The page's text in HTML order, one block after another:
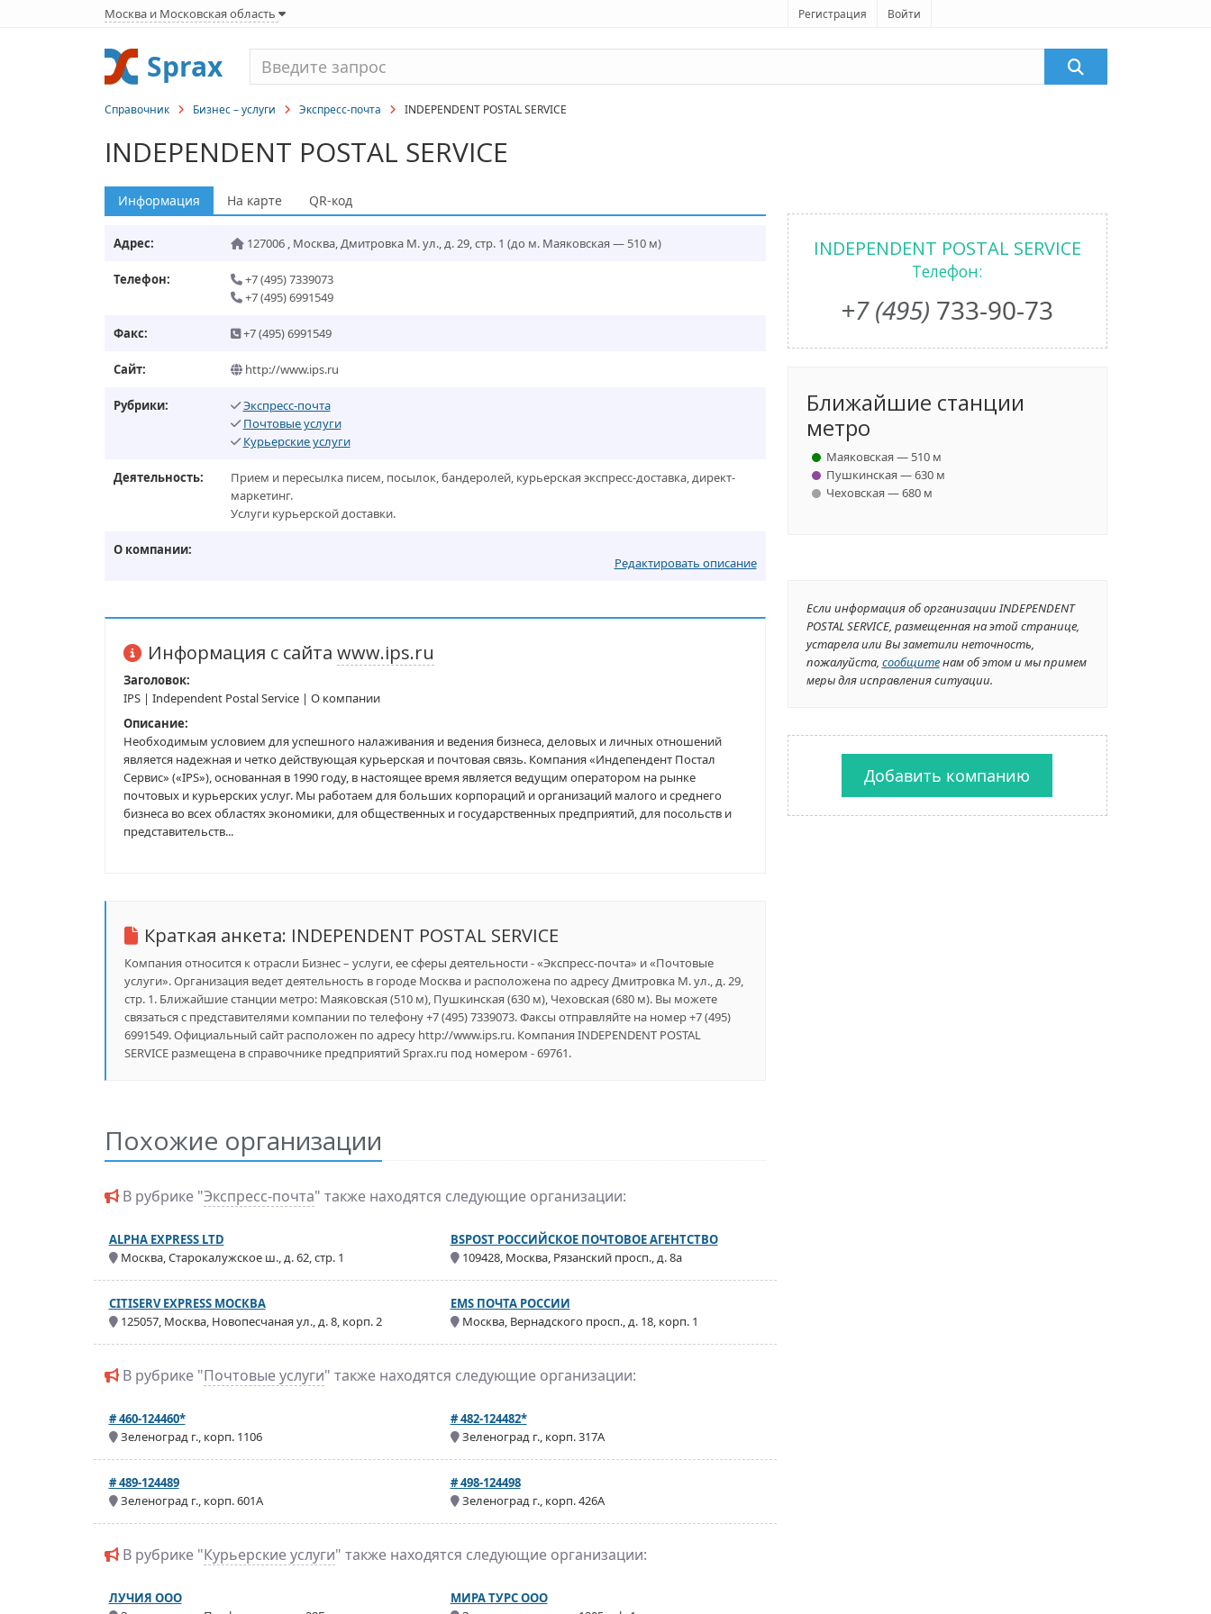
Москва и Московская область Регистрация Войти
Sprax
Справочник Бизнес – услуги Экспресс-почта INDEPENDENT POSTAL SERVICE
INDEPENDENT POSTAL SERVICE
Информация На карте QR-код
Адрес: 127006, Москва,Дмитровка М. ул., д. 29, стр. 1 (до м. Маяковская — 510 м)
Телефон:
+7 (495) 7339073
+7 (495) 6991549
Факс: +7 (495) 6991549
Сайт: http://www.ips.ru
Рубрики:
Экспресс-почта
Почтовые услуги
Курьерские услуги
Деятельность:
Прием и пересылка писем, посылок, бандеролей, курьерская экспресс-доставка, директ-
маркетинг.
Услуги курьерской доставки.
О компании:
Редактировать описание
Информация с сайта www.ips.ru
Заголовок:
IPS | Independent Postal Service | О компании
Описание:
Необходимым условием для успешного налаживания и ведения бизнеса, деловых и личных отношений
является надежная и четко действующая курьерская и почтовая связь. Компания «Индепендент Постал
Сервис» («IPS»), основанная в 1990 году, в настоящее время является ведущим оператором на рынке
почтовых и курьерских услуг. Мы работаем для больших корпораций и организаций малого и среднего
бизнеса во всех областях экономики, для общественных и государственных предприятий, для посольств и
представительств...
Краткая анкета: INDEPENDENT POSTAL SERVICE
Компания относится к отрасли Бизнес – услуги, ее сферы деятельности - «Экспресс-почта» и «Почтовые
услуги». Организация ведет деятельность в городе Москва и расположена по адресу Дмитровка М. ул., д. 29,
стр. 1. Ближайшие станции метро: Маяковская (510 м), Пушкинская (630 м), Чеховская (680 м). Вы можете
связаться с представителями компании по телефону +7 (495) 7339073. Факсы отправляйте на номер +7 (495)
6991549. Официальный сайт расположен по адресу http://www.ips.ru. Компания INDEPENDENT POSTAL
SERVICE размещена в справочнике предприятий Sprax.ru под номером - 69761.
Похожие организации
В рубрике "Экспресс-почта" также находятся следующие организации:
ALPHA EXPRESS LTD
Москва, Старокалужское ш., д. 62, стр. 1
BSPOST РОССИЙСКОЕ ПОЧТОВОЕ АГЕНТСТВО
109428, Москва, Рязанский просп., д. 8а
CITISERV EXPRESS МОСКВА
125057, Москва, Новопесчаная ул., д. 8, корп. 2
EMS ПОЧТА РОССИИ
Москва, Вернадского просп., д. 18, корп. 1
В рубрике "Почтовые услуги" также находятся следующие организации:
# 460-124460*
Зеленоград г., корп. 1106
# 482-124482*
Зеленоград г., корп. 317А
# 489-124489
Зеленоград г., корп. 601А
# 498-124498
Зеленоград г., корп. 426А
В рубрике "Курьерские услуги" также находятся следующие организации:
ЛУЧИЯ ООО
МИРА ТУРС ООО
INDEPENDENT POSTAL SERVICE
Телефон:
+7 (495) 733-90-73
Ближайшие станции
метро
Маяковская — 510 м
Пушкинская — 630 м
Чеховская — 680 м
Если информация об организации INDEPENDENT
POSTAL SERVICE, размещенная на этой странице,
устарела или Вы заметили неточность,
пожалуйста, сообщитенам об этом и мы примем
меры для исправления ситуации.
Добавить компанию